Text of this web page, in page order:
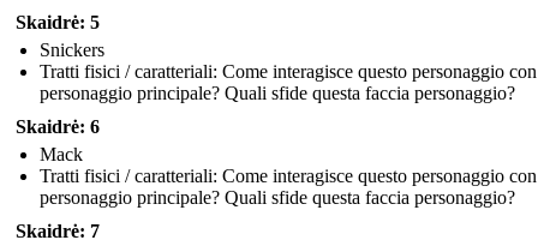
Skaidrė: 5
Snickers
Tratti fisici / caratteriali: Come interagisce questo personaggio
personaggio principale? Quali sfide questa faccia personaggio?
Skaidrė: 6
Mack
Tratti fisici / caratteriali: Come interagisce questo personaggio
personaggio principale? Quali sfide questa faccia personaggio?
Skaidrė: 7